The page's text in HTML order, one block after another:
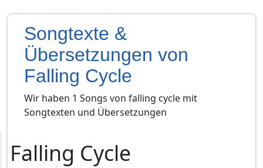
Songtexte &
Übersetzungen von
Falling Cycle
Wir haben 1 Songs von falling cycle mit
Songtexten und Übersetzungen
Falling Cycle